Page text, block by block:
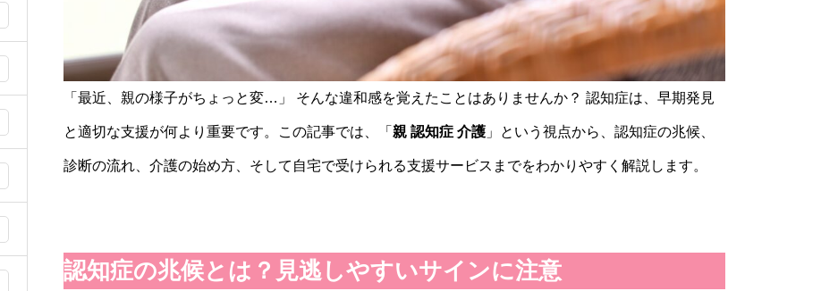
「最近、親の様子がちょっと変…」 そんな違和感を覚えたことはありませんか？ 認知症は、早期発見
と適切な支援が何より重要です。この記事では、「 親 認知症 介護 」という視点から、認知症の兆候、
診断の流れ、介護の始め方、そして自宅で受けられる支援サービスまでをわかりやすく解説します。
認知症の兆候とは？見逃しやすいサインに注意